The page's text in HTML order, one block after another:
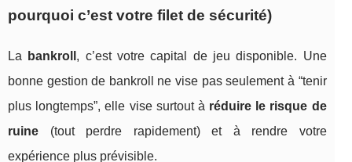
pourquoi c’est votre filet de sécurité)
La bankroll , c’est votre capital de jeu disponible. Une
bonne gestion de bankroll ne vise pas seulement à “tenir
plus longtemps”, elle vise surtout à réduire le risque de
ruine (tout perdre rapidement) et à rendre votre
expérience plus prévisible.